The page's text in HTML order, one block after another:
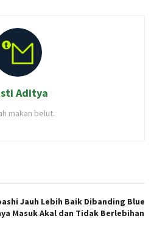
Aditya
makan belut.
Jauh Lebih Baik Dibanding Blue
Masuk Akal dan Tidak Berlebihan